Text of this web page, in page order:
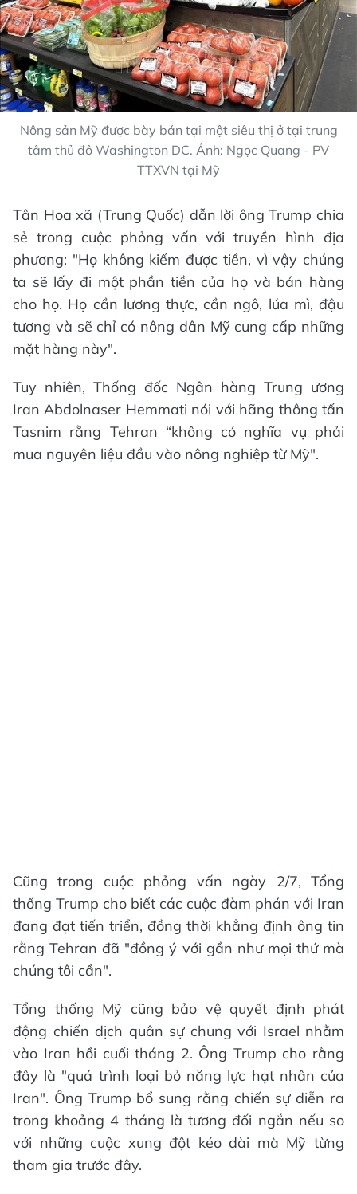
Nông sản Mỹ được bày bán tại một siêu thị ở tại trung
tâm thủ đô Washington DC. Ảnh: Ngọc Quang - PV
TTXVN tại Mỹ
Tân Hoa xã (Trung Quốc) dẫn lời ông Trump chia
sẻ trong cuộc phỏng vấn với truyền hình địa
phương: "Họ không kiếm được tiền, vì vậy chúng
ta sẽ lấy đi một phần tiền của họ và bán hàng
cho họ. Họ cần lương thực, cần ngô, lúa mì, đậu
tương và sẽ chỉ có nông dân Mỹ cung cấp những
mặt hàng này".
Tuy nhiên, Thống đốc Ngân hàng Trung ương
Iran Abdolnaser Hemmati nói với hãng thông tấn
Tasnim rằng Tehran “không có nghĩa vụ phải
mua nguyên liệu đầu vào nông nghiệp từ Mỹ".
Cũng trong cuộc phỏng vấn ngày 2/7, Tổng
thống Trump cho biết các cuộc đàm phán với Iran
đang đạt tiến triển, đồng thời khẳng định ông tin
rằng Tehran đã "đồng ý với gần như mọi thứ mà
chúng tôi cần".
Tổng thống Mỹ cũng bảo vệ quyết định phát
động chiến dịch quân sự chung với Israel nhằm
vào Iran hồi cuối tháng 2. Ông Trump cho rằng
đây là "quá trình loại bỏ năng lực hạt nhân của
Iran". Ông Trump bổ sung rằng chiến sự diễn ra
trong khoảng 4 tháng là tương đối ngắn nếu so
với những cuộc xung đột kéo dài mà Mỹ từng
tham gia trước đây.